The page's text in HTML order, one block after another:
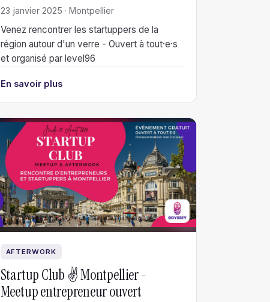
23 janvier 2025 · Montpellier
Venez rencontrer les startuppers de la
région autour d'un verre - Ouvert à tout·e·s
et organisé par level96
En savoir plus
AFTERWORK
Startup Club ✌️ Montpellier -
Meetup entrepreneur ouvert